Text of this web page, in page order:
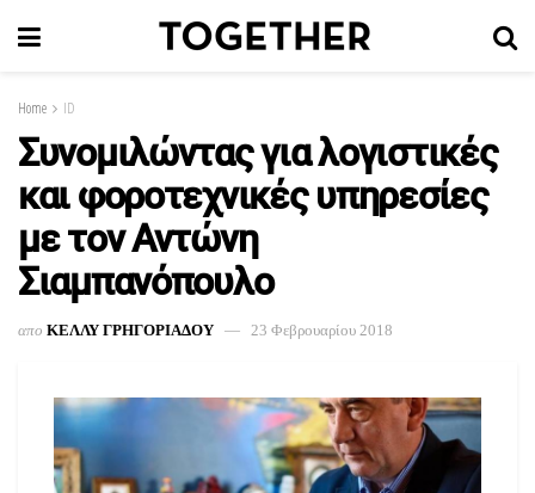
Home ID
Συνομιλώντας για λογιστικές
και φοροτεχνικές υπηρεσίες
με τον Αντώνη
Σιαμπανόπουλο
απο ΚΕΛΛΥ ΓΡΗΓΟΡΙΑΔΟΥ 23 Φεβρουαρίου 2018